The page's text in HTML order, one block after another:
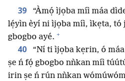
39 “Àmọ́ ìjọba míì máa
lẹ́yìn èyí ni ìjọba míì, ìkẹta, tó
gbogbo ayé. +
40 “Ní ti ìjọba kẹrin, ó
ṣe ń fọ́ gbogbo nǹkan míì
irin ṣe ń rún nǹkan